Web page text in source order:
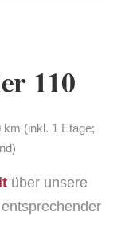
110
km (inkl. 1 Etage;
über unsere